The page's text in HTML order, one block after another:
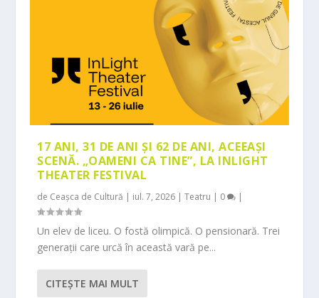
17 ANI, 31 DE ANI ȘI 62 DE ANI, ACEEAȘI
SCENĂ. „OAMENI CA TINE”, LA INLIGHT
THEATER FESTIVAL
de Ceașca de Cultură | iul. 7, 2026 |Teatru | 0 |
Un elev de liceu. O fostă olimpică. O pensionară. Trei
generații care urcă în această vară pe...
CITEŞTE MAI MULT